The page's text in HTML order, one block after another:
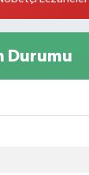
Durumu